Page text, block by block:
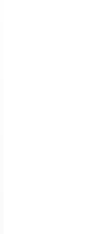
Panik